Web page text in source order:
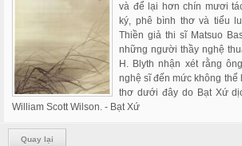
và để lại hơn chín mươi
ký, phê bình thơ và tiểu
Thiền giả thi sĩ Matsuo
những người thầy nghệ
H. Blyth nhận xét rằng
nghệ sĩ đến mức không thể
thơ dưới đây do Bạt Xứ
William Scott Wilson. - Bạt Xứ
Quay lại